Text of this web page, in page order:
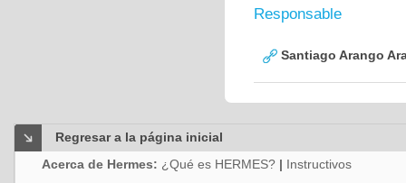
Responsable
Santiago Arango
Regresar a la página inicial
Acerca de Hermes: ¿Qué es HERMES? | Instructivos